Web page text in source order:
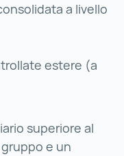
a livello
estere (a
superiore al
e un